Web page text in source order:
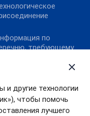
и другие технологии
чтобы помочь
лучшего
по
требующему
области от
316-п
«МедиаТЭК»